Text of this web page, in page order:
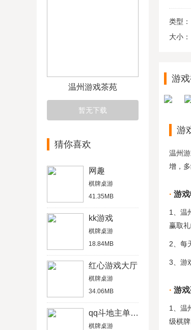
温州游戏茶苑
暂无下载
猜你喜欢
网趣
棋牌桌游
41.35MB
kk游戏
棋牌桌游
18.84MB
红心游戏大厅
棋牌桌游
34.06MB
qq斗地主单机版
棋牌桌游
类型：
大小：
游戏
游
温州
增，
游
1、温
赢取
2、每
3、游
游
1、温
级棋牌